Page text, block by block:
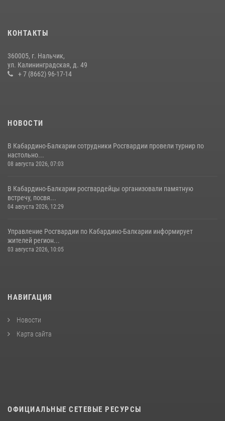
В Кабардино-Балкарии при силовой поддержке Росгвардии изъяты
оружие и наркотические средства
КОНТАКТЫ
360005, г. Нальчик,
ул. Калининградская, д. 49
+ 7 (8662) 96-17-14
НОВОСТИ
В Кабардино-Балкарии сотрудники Росгвардии провели турнир по
настольно...
08 августа 2026, 07:03
В Кабардино-Балкарии росгвардейцы организовали памятную
встречу, посвя...
04 августа 2026, 12:29
Управление Росгвардии по Кабардино-Балкарии информирует
жителей регион...
03 августа 2026, 10:05
НАВИГАЦИЯ
Новости
Карта сайта
ОФИЦИАЛЬНЫЕ СЕТЕВЫЕ РЕСУРСЫ